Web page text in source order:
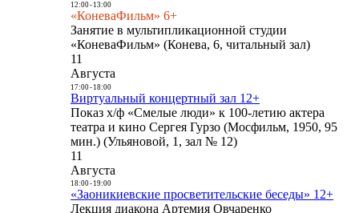
12:00- 13:00
«КоневаФильм» 6+
Занятие в мультипликационной студии
«КоневаФильм» (Конева, 6, читальный зал)
11
Августа
17:00- 18:00
Виртуальный концертный зал 12+
Показ х/ф «Смелые люди» к 100-летию актера
театра и кино Сергея Гурзо (Мосфильм, 1950, 95
мин.) (Ульяновой, 1, зал № 12)
11
Августа
18:00- 19:00
«Заоникиевские просветительские беседы» 12+
Лекция диакона Артемия Овчаренко